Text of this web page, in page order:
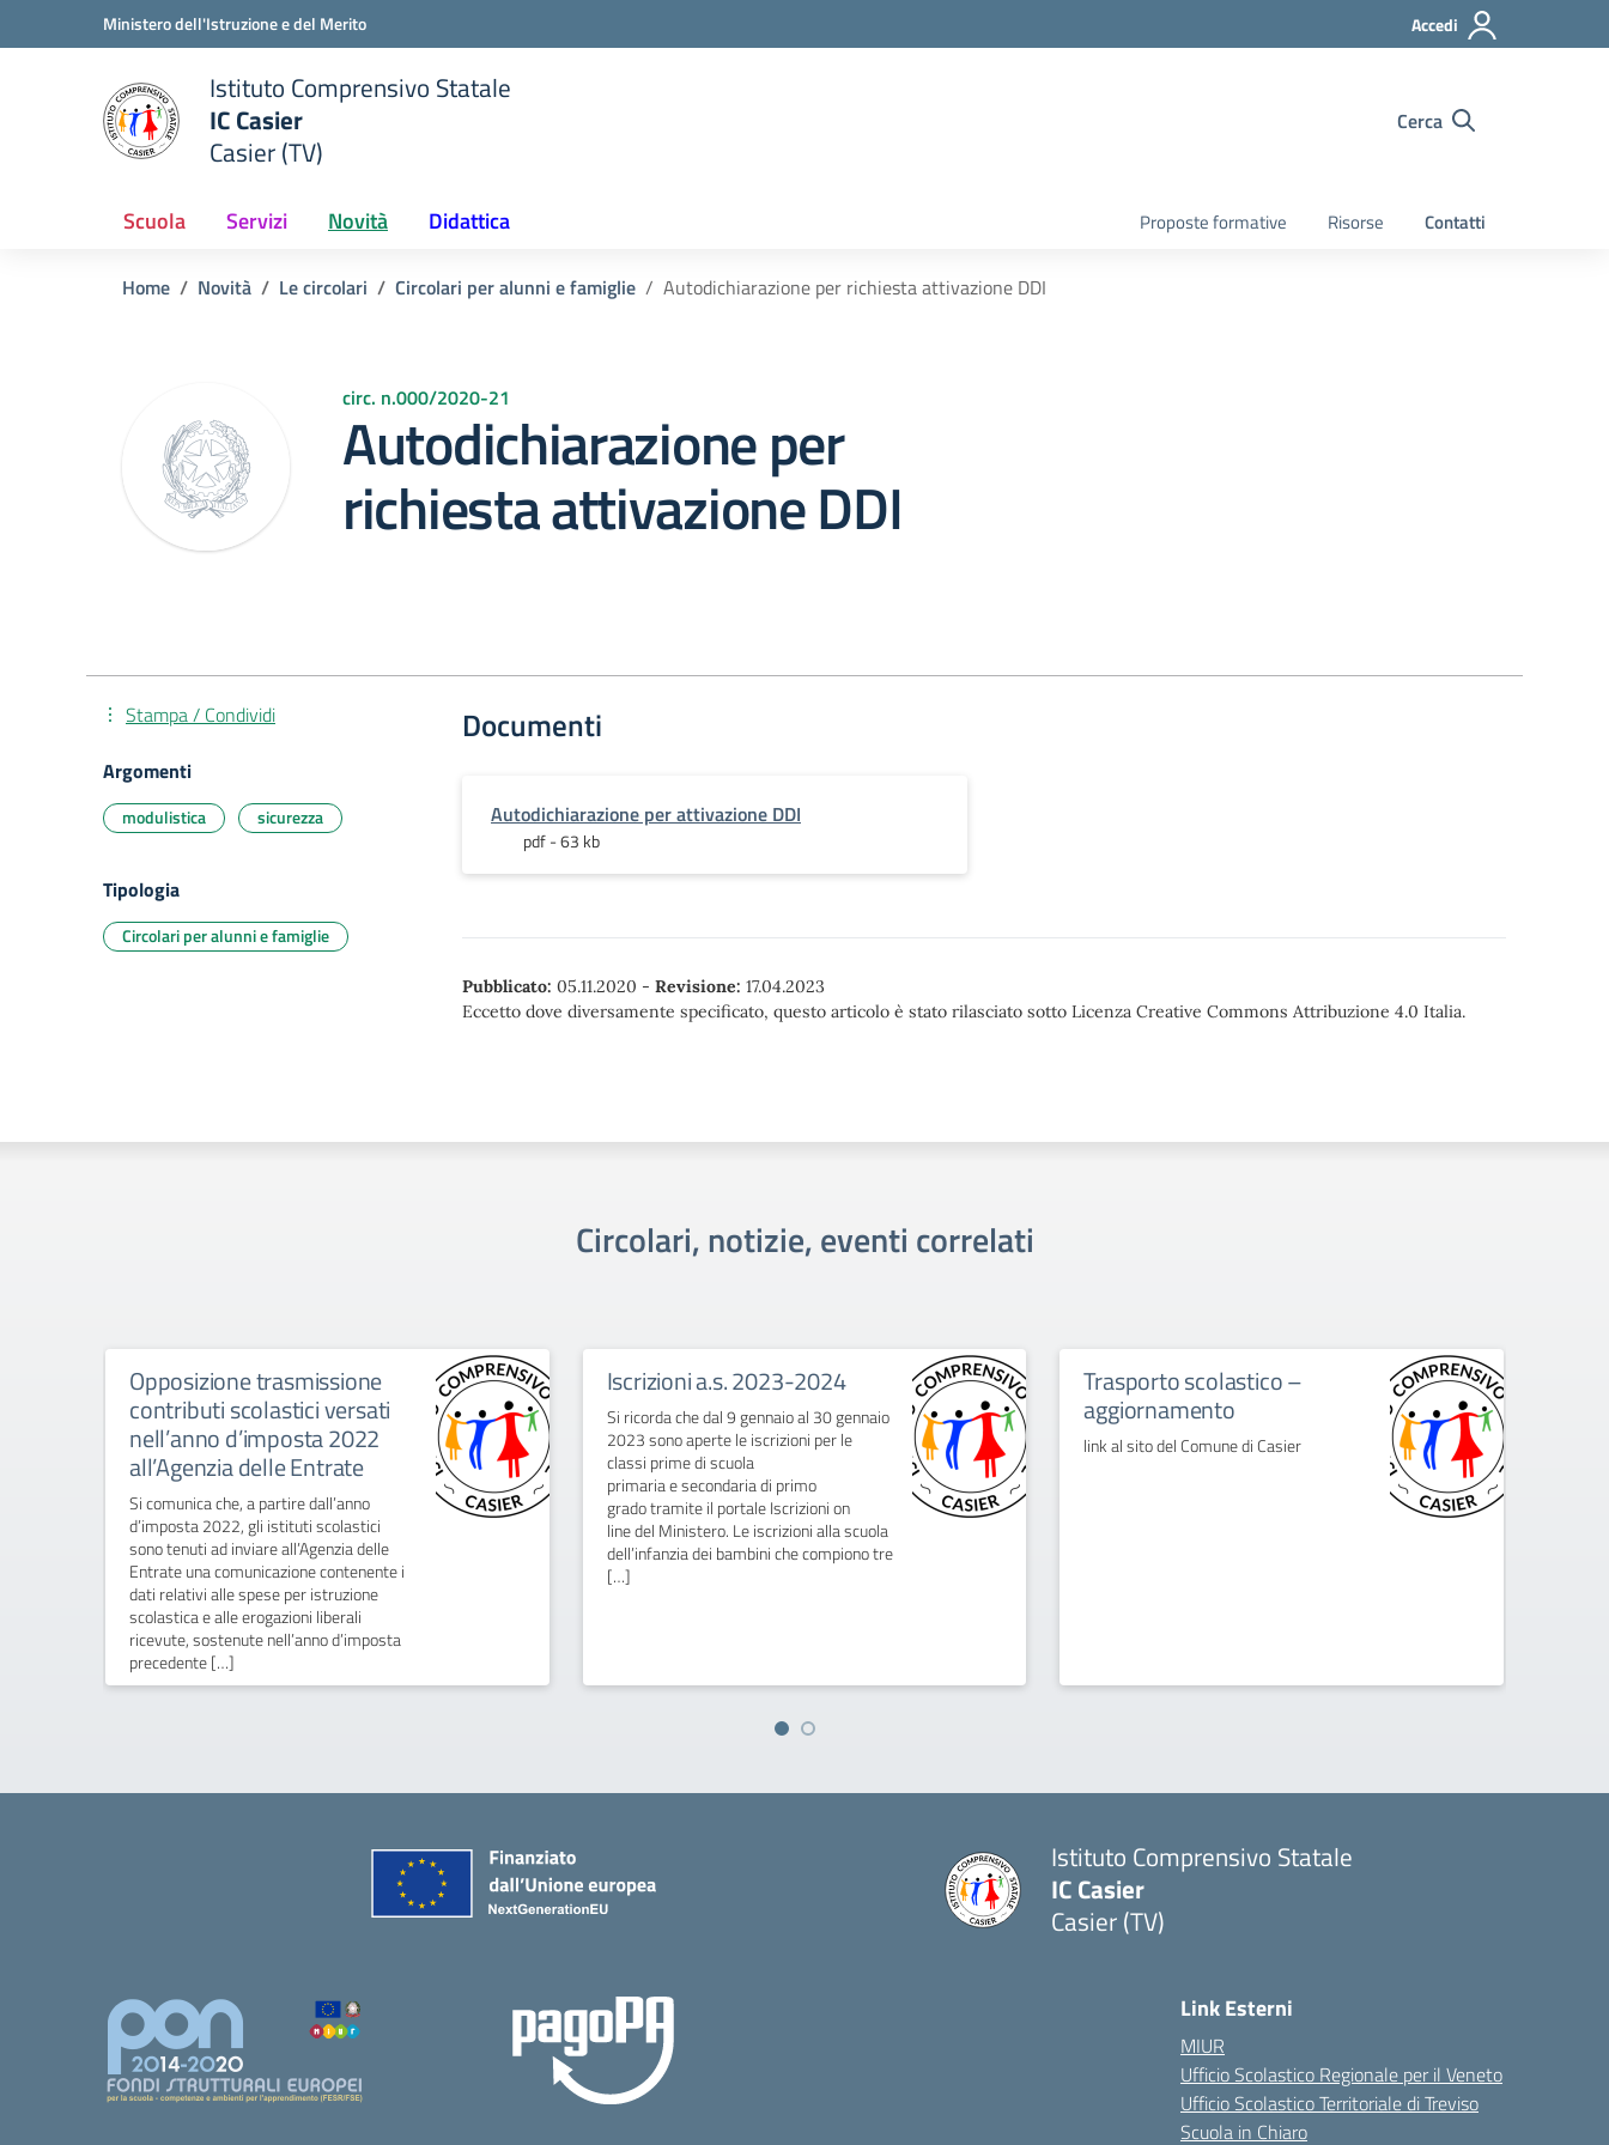
Vai ai contenuti
Vai al menu di navigazioneMinistero dell'Istruzione e del Merito Accedi
della scuola
Istituto Comprensivo Statale
IC Casier
Casier (TV)
Cerca
Scuola Servizi Novità Didattica Proposte formative Risorse Contatti
Home Novità Le circolari Circolari per alunni e famiglie Autodichiarazione per richiesta attivazione DDI
circ. n.000/2020-21
Autodichiarazione per
richiesta attivazione DDI
Documenti
Autodichiarazione per attivazione DDI
pdf - 63 kb
Pubblicato: 05.11.2020 - Revisione: 17.04.2023
Eccetto dove diversamente specificato, questo articolo è stato rilasciato sotto Licenza Creative Commons Attribuzione 4.0 Italia.
Stampa / Condividi
Argomenti
modulistica sicurezza
Tipologia
Circolari per alunni e famiglie
Circolari, notizie, eventi correlati
Opposizione trasmissione
contributi scolastici versati
nell’anno d’imposta 2022
all’Agenzia delle Entrate
Si comunica che, a partire dall’anno
d’imposta 2022, gli istituti scolastici
sono tenuti ad inviare all’Agenzia delle
Entrate una comunicazione contenente i
dati relativi alle spese per istruzione
scolastica e alle erogazioni liberali
ricevute, sostenute nell’anno d’imposta
precedente […]
Iscrizioni a.s. 2023-2024
Si ricorda che dal 9 gennaio al 30 gennaio
2023 sono aperte le iscrizioni per le
classi prime di scuola
primaria e secondaria di primo
grado tramite il portale Iscrizioni on
line del Ministero. Le iscrizioni alla scuola
dell’infanzia dei bambini che compiono tre
[…]
Trasporto scolastico –
aggiornamento
link al sito del Comune di Casier
Istituto Comprensivo Statale
IC Casier
Casier (TV)
Link Esterni
MIUR
Ufficio Scolastico Regionale per il Veneto
Ufficio Scolastico Territoriale di Treviso
Scuola in Chiaro